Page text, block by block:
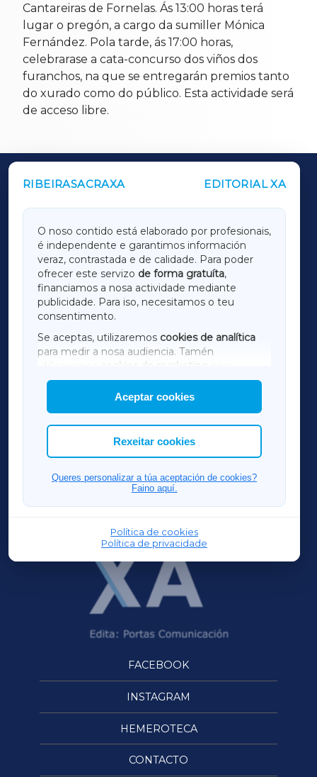
Cantareiras de Fornelas. Ás 13:00 horas terá
lugar o pregón, a cargo da sumiller Mónica
Fernández. Pola tarde, ás 17:00 horas,
celebrarase a cata-concurso dos viños dos
furanchos, na que se entregarán premios tanto
do xurado como do público. Esta actividade será
de acceso libre.
RIBEIRASACRAXA EDITORIAL XA
O noso contido está elaborado por profesionais,
é independente e garantimos información
veraz, contrastada e de calidade. Para poder
ofrecer este servizo de forma gratuíta,
financiamos a nosa actividade mediante
publicidade. Para iso, necesitamos o teu
consentimento.
Se aceptas, utilizaremos cookies de analítica
para medir a nosa audiencia. Tamén
utilizaremos
cookies de marketing
mostrar publicidade de terceiros.
Así mesmo, podes personalizar a elección das
cookies que desexas permitir.
Aceptar cookies
Rexeitar cookies
Queres personalizar a túa aceptación de cookies?
Faino aquí.
Política de cookies
Política de privacidade
OUTROS PERIÓDICOS
LUGOXA
TERRACHAXA
AMARIÑAXA
RIBEIRASACRAXA
ACORUÑAXA
FERROLXA
OURENSEXA
FACEBOOK
INSTAGRAM
HEMEROTECA
CONTACTO